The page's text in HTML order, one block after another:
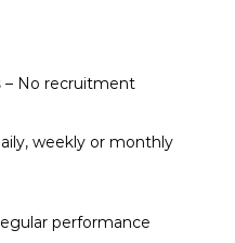
– No recruitment
weekly or monthly
performance